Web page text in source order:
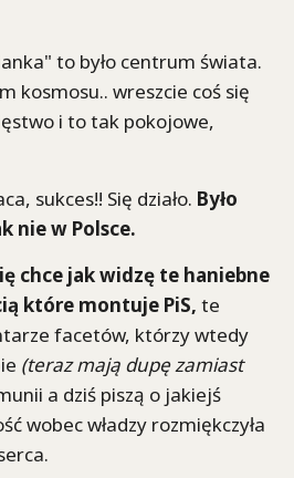
to było centrum świata.
kosmosu.. wreszcie coś się
i to tak pokojowe,
sukces!! Się działo. Było
nie w Polsce.
chce jak widzę te haniebne
które montuje PiS, te
facetów, którzy wtedy
(teraz mają dupę zamiast
a dziś piszą o jakiejś
wobec władzy rozmiękczyła